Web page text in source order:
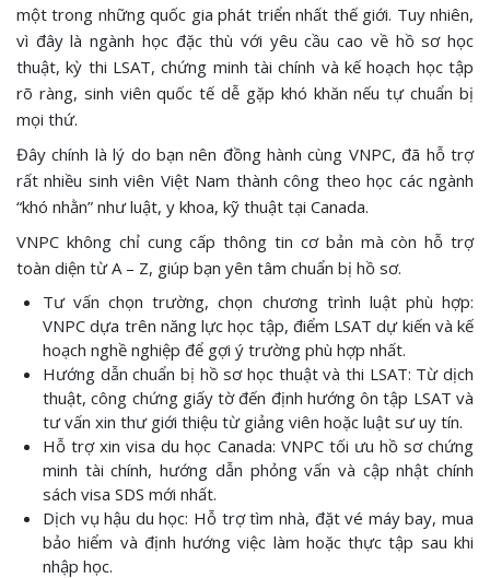
một trong những quốc gia phát triển nhất thế giới. Tuy nhiên,
vì đây là ngành học đặc thù với yêu cầu cao về hồ sơ học
thuật, kỳ thi LSAT, chứng minh tài chính và kế hoạch học tập
rõ ràng, sinh viên quốc tế dễ gặp khó khăn nếu tự chuẩn bị
mọi thứ.
Đây chính là lý do bạn nên đồng hành cùng VNPC, đã hỗ trợ
rất nhiều sinh viên Việt Nam thành công theo học các ngành
“khó nhằn” như luật, y khoa, kỹ thuật tại Canada.
VNPC không chỉ cung cấp thông tin cơ bản mà còn hỗ trợ
toàn diện từ A – Z, giúp bạn yên tâm chuẩn bị hồ sơ.
Tư vấn chọn trường, chọn chương trình luật phù hợp:
VNPC dựa trên năng lực học tập, điểm LSAT dự kiến và kế
hoạch nghề nghiệp để gợi ý trường phù hợp nhất.
Hướng dẫn chuẩn bị hồ sơ học thuật và thi LSAT: Từ dịch
thuật, công chứng giấy tờ đến định hướng ôn tập LSAT và
tư vấn xin thư giới thiệu từ giảng viên hoặc luật sư uy tín.
Hỗ trợ xin visa du học Canada: VNPC tối ưu hồ sơ chứng
minh tài chính, hướng dẫn phỏng vấn và cập nhật chính
sách visa SDS mới nhất.
Dịch vụ hậu du học: Hỗ trợ tìm nhà, đặt vé máy bay, mua
bảo hiểm và định hướng việc làm hoặc thực tập sau khi
nhập học.